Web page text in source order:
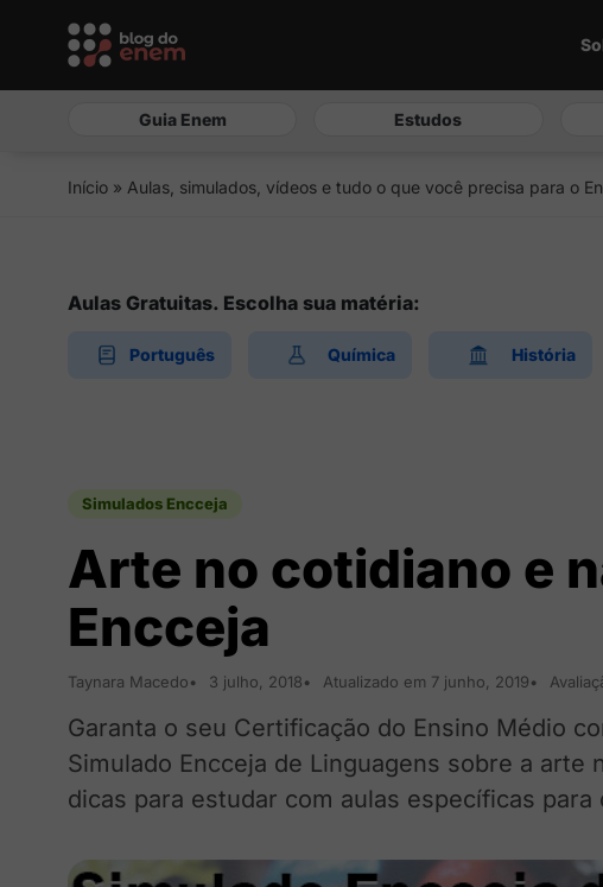
Guia Enem Estudos
Início » Aulas, simulados, vídeos e tudo o que você precisa para o
Aulas Gratuitas. Escolha sua matéria:
Português Química História
Simulados Encceja
Arte no cotidiano e
Encceja
Taynara Macedo 3 julho, 2018 Atualizado em 7 junho, 2019
Garanta o seu Certificação do Ensino Médio
Simulado Encceja de Linguagens sobre a
dicas para estudar com aulas específicas para